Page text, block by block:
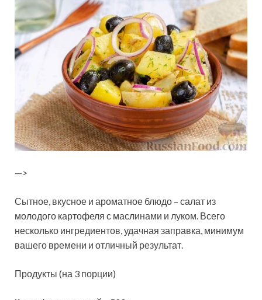
—>
Сытное, вкусное и ароматное блюдо – салат из
молодого картофеля с маслинами и луком. Всего
несколько ингредиентов, удачная заправка, минимум
вашего времени и отличный результат.
Продукты (на 3 порции)